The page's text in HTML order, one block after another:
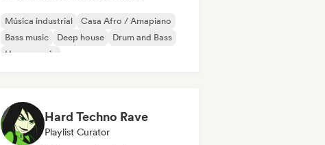
Música industrial
Casa Afro / Amapiano
Bass music
Deep house
Drum and Bass
House music
Hard Techno Rave
Playlist Curator